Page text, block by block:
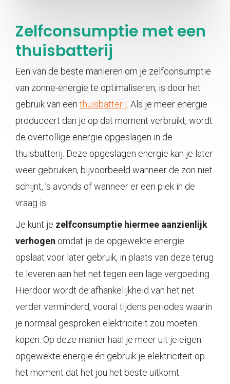
Zelfconsumptie met een
thuisbatterij
Een van de beste manieren om je zelfconsumptie
van zonne-energie te optimaliseren, is door het
gebruik van een thuisbatterij . Als je meer energie
produceert dan je op dat moment verbruikt, wordt
de overtollige energie opgeslagen in de
thuisbatterij. Deze opgeslagen energie kan je later
weer gebruiken, bijvoorbeeld wanneer de zon niet
schijnt, ’s avonds of wanneer er een piek in de
vraag is.
Je kunt je zelfconsumptie hiermee aanzienlijk
verhogen omdat je de opgewekte energie
opslaat voor later gebruik, in plaats van deze terug
te leveren aan het net tegen een lage vergoeding.
Hierdoor wordt de afhankelijkheid van het net
verder verminderd, vooral tijdens periodes waarin
je normaal gesproken elektriciteit zou moeten
kopen. Op deze manier haal je meer uit je eigen
opgewekte energie én gebruik je elektriciteit op
het moment dat het jou het beste uitkomt.